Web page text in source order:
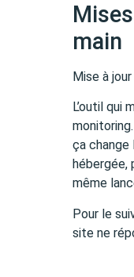
main
Mise à
L’outil qui
ça change
hébergée,
même
Pour le
site ne